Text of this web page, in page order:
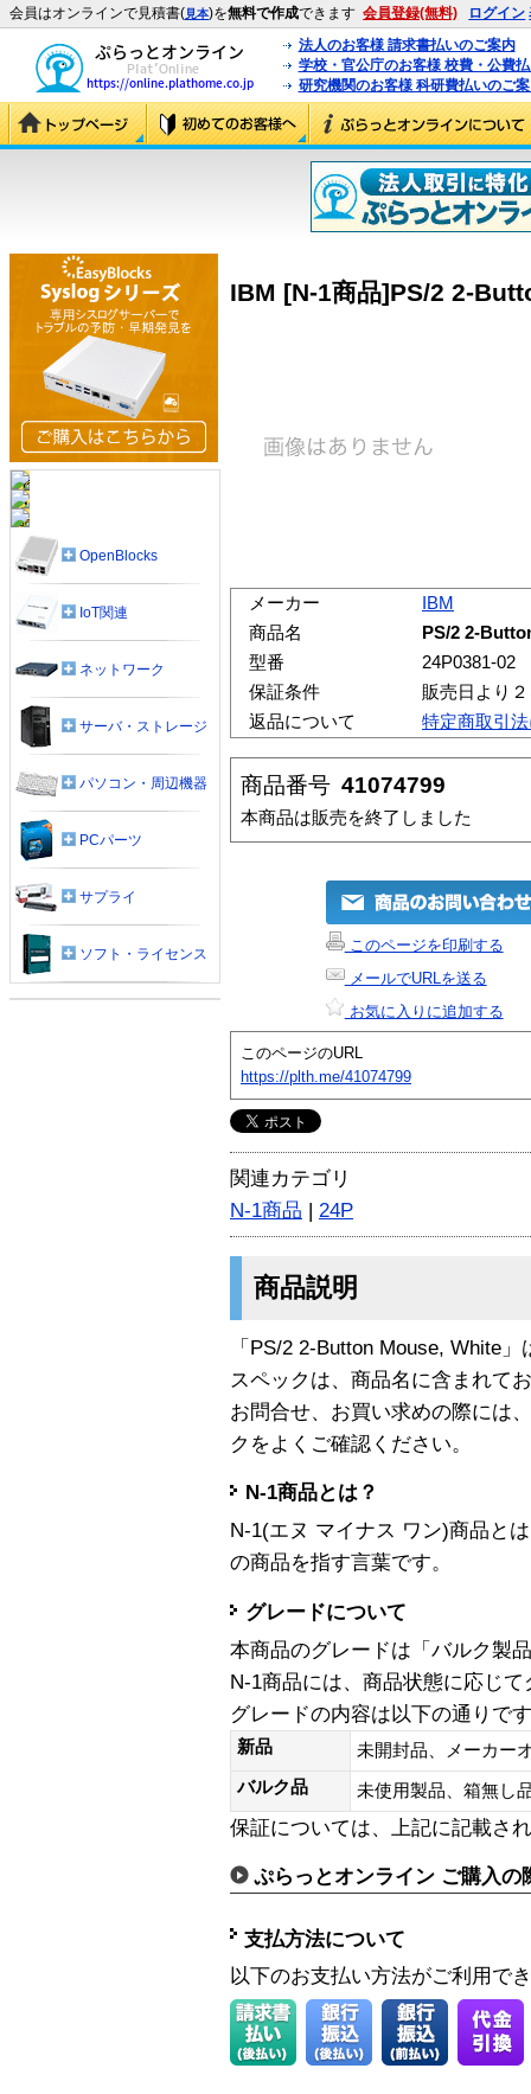
会員はオンラインで見積書(見本)を無料で作成できます 会員登録(無料) ログイン
法人のお客様 請求書払いのご案内
学校・官公庁のお客様 校費・公費
研究機関のお客様 科研費払いのご
IBM [N-1商品]PS/2 2-
メーカー
IBM
商品名
PS/2 2-
型番
24P0381-02
保証条件
販売日より
返品について
特定商取引
商品番号 41074799
本商品は販売を終了しました
このページを印刷する
メールでURLを送る
お気に入りに追加する
このページのURL
https://plth.me/41074799
関連カテゴリ
N-1商品 | 24P
商品説明
「PS/2 2-Button Mouse, White
スペックは、商品名に含まれて
お問合せ、お買い求めの際には
クをよくご確認ください。
N-1商品とは？
N-1(エヌ マイナス ワン)商品と
の商品を指す言葉です。
グレードについて
本商品のグレードは「バルク製
N-1商品には、商品状態に応じ
グレードの内容は以下の通りで
新品
未開封品、メーカー
バルク品
未使用製品、箱無
保証については、上記に記載さ
ぷらっとオンライン ご購入の
支払方法について
以下のお支払い方法がご利用で
OpenBlocks
IoT関連
ネットワーク
サーバ・ストレージ
パソコン・周辺機器
PCパーツ
サプライ
ソフト・ライセンス